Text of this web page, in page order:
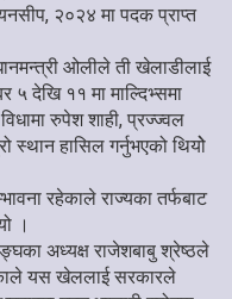
२०२४ मा पदक प्राप्त
ओलीले ती खेलाडीलाई
५ देखि ११ मा माल्दिभ्समा
रुपेश शाही, प्रज्ज्वल
स्थान हासिल गर्नुभएको थियोे
रहेकाले राज्यका तर्फबाट
।
अध्यक्ष राजेशबाबु श्रेष्ठले
यस खेललाई सरकारले